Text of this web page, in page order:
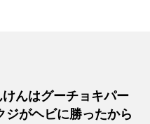
んはグーチョキパー
ジがヘビに勝ったから